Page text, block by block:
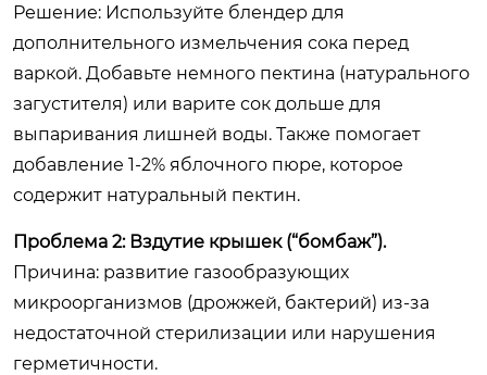
Решение: Используйте блендер для
дополнительного измельчения сока перед
варкой. Добавьте немного пектина (натурального
загустителя) или варите сок дольше для
выпаривания лишней воды. Также помогает
добавление 1-2% яблочного пюре, которое
содержит натуральный пектин.
Проблема 2: Вздутие крышек (“бомбаж”).
Причина: развитие газообразующих
микроорганизмов (дрожжей, бактерий) из-за
недостаточной стерилизации или нарушения
герметичности.